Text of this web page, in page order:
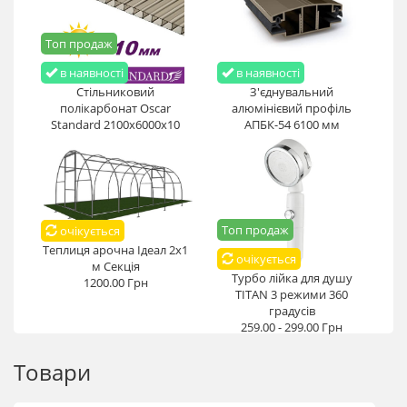
в наявності
Топ продаж
Стільниковий
полікарбонат Oscar
Standard 2100х6000х10
6137.00 - 7150.00 Грн
в наявності
З'єднувальний
алюмінієвий профіль
АПБК-54 6100 мм
1958.00 - 2820.00 Грн
очікується
Теплиця арочна Ідеал 2х1
м Секція
1200.00 Грн
очікується
Топ продаж
Турбо лійка для душу
TITAN 3 режими 360
градусів
259.00 - 299.00 Грн
Товари